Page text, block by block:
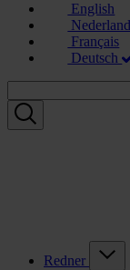
English
Français
Deutsch
Redner